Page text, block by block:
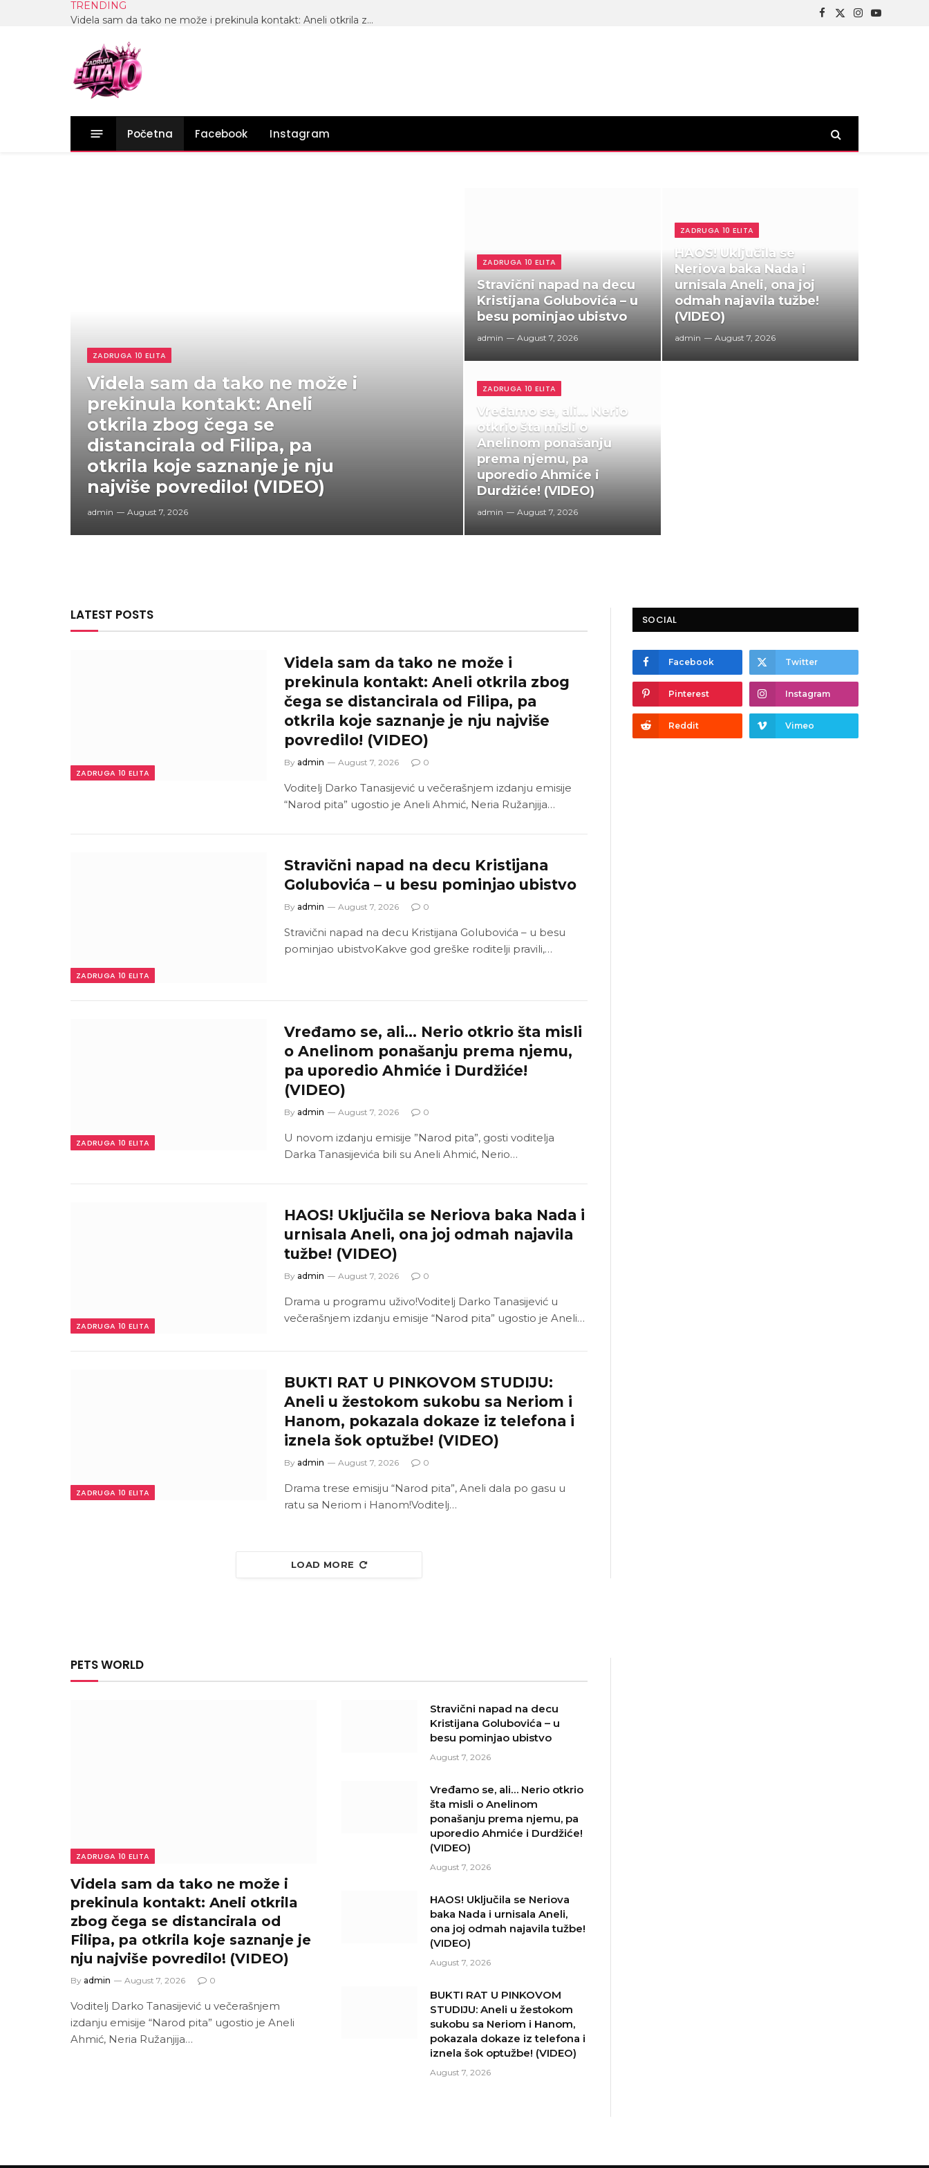
TRENDING
Videla sam da tako ne može i prekinula kontakt: Aneli otkrila zbog čega se distancirala od Filipa, pa otkrila koje saznanje je nju najviše povredilo! (VIDEO)
Facebook
X
Instagram
YouTube
Početna Facebook Instagram
ZADRUGA 10 ELITA
Videla sam da tako ne može i
prekinula kontakt: Aneli
otkrila zbog čega se
distancirala od Filipa, pa
otkrila koje saznanje je nju
najviše povredilo! (VIDEO)
admin August 7, 2026
ZADRUGA 10 ELITA
Stravični napad na decu
Kristijana Golubovića – u
besu pominjao ubistvo
admin August 7, 2026
ZADRUGA 10 ELITA
Vređamo se, ali… Nerio
otkrio šta misli o
Anelinom ponašanju
prema njemu, pa
uporedio Ahmiće i
Durdžiće! (VIDEO)
admin August 7, 2026
ZADRUGA 10 ELITA
HAOS! Uključila se
Neriova baka Nada i
urnisala Aneli, ona joj
odmah najavila tužbe!
(VIDEO)
admin August 7, 2026
LATEST POSTS
ZADRUGA 10 ELITA
Videla sam da tako ne može i
prekinula kontakt: Aneli otkrila zbog
čega se distancirala od Filipa, pa
otkrila koje saznanje je nju najviše
povredilo! (VIDEO)
By admin August 7, 2026 0
Voditelj Darko Tanasijević u večerašnjem izdanju emisije
“Narod pita” ugostio je Aneli Ahmić, Neria Ružanjija…
ZADRUGA 10 ELITA
Stravični napad na decu Kristijana
Golubovića – u besu pominjao ubistvo
By admin August 7, 2026 0
Stravični napad na decu Kristijana Golubovića – u besu
pominjao ubistvoKakve god greške roditelji pravili,…
ZADRUGA 10 ELITA
Vređamo se, ali… Nerio otkrio šta misli
o Anelinom ponašanju prema njemu,
pa uporedio Ahmiće i Durdžiće!
(VIDEO)
By admin August 7, 2026 0
U novom izdanju emisije ”Narod pita”, gosti voditelja
Darka Tanasijevića bili su Aneli Ahmić, Nerio…
ZADRUGA 10 ELITA
HAOS! Uključila se Neriova baka Nada i
urnisala Aneli, ona joj odmah najavila
tužbe! (VIDEO)
By admin August 7, 2026 0
Drama u programu uživo!Voditelj Darko Tanasijević u
večerašnjem izdanju emisije “Narod pita” ugostio je Aneli…
ZADRUGA 10 ELITA
BUKTI RAT U PINKOVOM STUDIJU:
Aneli u žestokom sukobu sa Neriom i
Hanom, pokazala dokaze iz telefona i
iznela šok optužbe! (VIDEO)
By admin August 7, 2026 0
Drama trese emisiju “Narod pita”, Aneli dala po gasu u
ratu sa Neriom i Hanom!Voditelj…
LOAD MORE
SOCIAL
Facebook Twitter
Pinterest Instagram
Reddit Vimeo
PETS WORLD
ZADRUGA 10 ELITA
Videla sam da tako ne može i
prekinula kontakt: Aneli otkrila
zbog čega se distancirala od
Filipa, pa otkrila koje saznanje je
nju najviše povredilo! (VIDEO)
By admin August 7, 2026 0
Voditelj Darko Tanasijević u večerašnjem
izdanju emisije “Narod pita” ugostio je Aneli
Ahmić, Neria Ružanjija…
Stravični napad na decu
Kristijana Golubovića – u
besu pominjao ubistvo
August 7, 2026
Vređamo se, ali… Nerio otkrio
šta misli o Anelinom
ponašanju prema njemu, pa
uporedio Ahmiće i Durdžiće!
(VIDEO)
August 7, 2026
HAOS! Uključila se Neriova
baka Nada i urnisala Aneli,
ona joj odmah najavila tužbe!
(VIDEO)
August 7, 2026
BUKTI RAT U PINKOVOM
STUDIJU: Aneli u žestokom
sukobu sa Neriom i Hanom,
pokazala dokaze iz telefona i
iznela šok optužbe! (VIDEO)
August 7, 2026